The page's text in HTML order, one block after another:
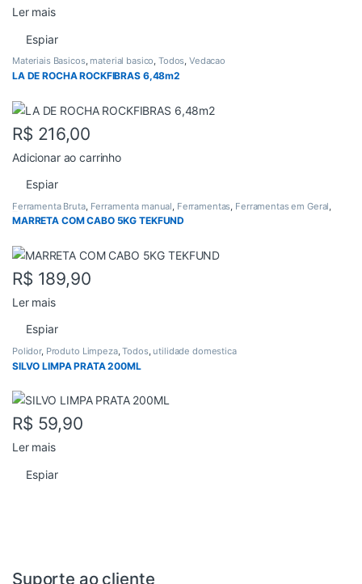
Ler mais
Espiar
Materiais Basicos, material basico, Todos,Vedacao
LA DE ROCHA ROCKFIBRAS 6,48m2
R$ 216,00
Adicionar ao carrinho
Espiar
Ferramenta Bruta, Ferramenta manual Ferramentas Ferramentas em Geral
Todos
MARRETA COM CABO 5KG TEKFUND
R$ 189,90
Ler mais
Espiar
Polidor, Produto Limpeza,Todos, utilidade domestica
SILVO LIMPA PRATA 200ML
R$ 59,90
Ler mais
Espiar
Suporte ao cliente